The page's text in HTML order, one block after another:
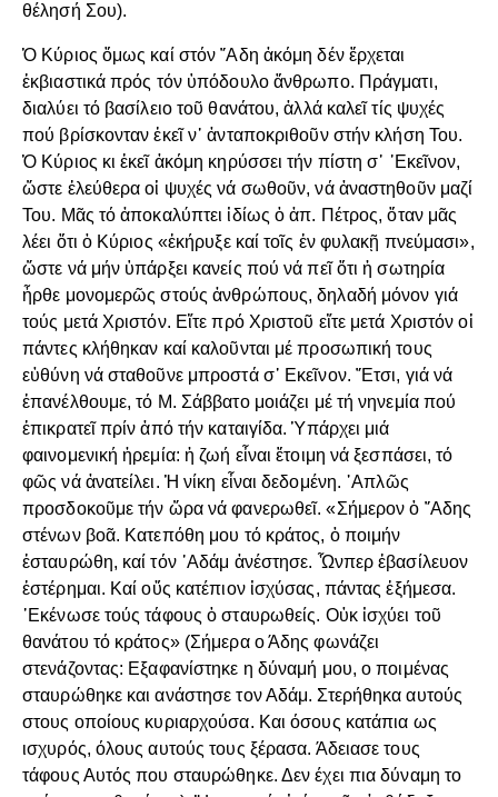
θέλησή Σου).
Ὁ Κύριος ὅμως καί στόν ῞Αδη ἀκόμη δέν ἔρχεται
ἐκβιαστικά πρός τόν ὑπόδουλο ἄνθρωπο. Πράγματι,
διαλύει τό βασίλειο τοῦ θανάτου, ἀλλά καλεῖ τίς ψυχές
πού βρίσκονταν ἐκεῖ ν᾽ ἀνταποκριθοῦν στήν κλήση Του.
Ὁ Κύριος κι ἐκεῖ ἀκόμη κηρύσσει τήν πίστη σ᾽ ᾽Εκεῖνον,
ὥστε ἐλεύθερα οἱ ψυχές νά σωθοῦν, νά ἀναστηθοῦν μαζί
Του. Μᾶς τό ἀποκαλύπτει ἰδίως ὁ ἀπ. Πέτρος, ὅταν μᾶς
λέει ὅτι ὁ Κύριος «ἐκήρυξε καί τοῖς ἐν φυλακῇ πνεύμασι»,
ὥστε νά μήν ὑπάρξει κανείς πού νά πεῖ ὅτι ἡ σωτηρία
ἦρθε μονομερῶς στούς ἀνθρώπους, δηλαδή μόνον γιά
τούς μετά Χριστόν. Εἴτε πρό Χριστοῦ εἴτε μετά Χριστόν οἱ
πάντες κλήθηκαν καί καλοῦνται μέ προσωπική τους
εὐθύνη νά σταθοῦνε μπροστά σ᾽ Εκεῖνον. ῎Ετσι, γιά νά
ἐπανέλθουμε, τό Μ. Σάββατο μοιάζει μέ τή νηνεμία πού
ἐπικρατεῖ πρίν ἀπό τήν καταιγίδα. Ὑπάρχει μιά
φαινομενική ἠρεμία: ἡ ζωή εἶναι ἕτοιμη νά ξεσπάσει, τό
φῶς νά ἀνατείλει. Ἡ νίκη εἶναι δεδομένη. ῾Απλῶς
προσδοκοῦμε τήν ὥρα νά φανερωθεῖ. «Σήμερον ὁ ῞Αδης
στένων βοᾶ. Κατεπόθη μου τό κράτος, ὁ ποιμήν
ἐσταυρώθη, καί τόν ᾽Αδάμ ἀνέστησε. Ὧνπερ ἐβασίλευον
ἐστέρημαι. Καί οὕς κατέπιον ἰσχύσας, πάντας ἐξήμεσα.
᾽Εκένωσε τούς τάφους ὁ σταυρωθείς. Οὐκ ἰσχύει τοῦ
θανάτου τό κράτος» (Σήμερα ο Άδης φωνάζει
στενάζοντας: Εξαφανίστηκε η δύναμή μου, ο ποιμένας
σταυρώθηκε και ανάστησε τον Αδάμ. Στερήθηκα αυτούς
στους οποίους κυριαρχούσα. Και όσους κατάπια ως
ισχυρός, όλους αυτούς τους ξέρασα. Άδειασε τους
τάφους Αυτός που σταυρώθηκε. Δεν έχει πια δύναμη το